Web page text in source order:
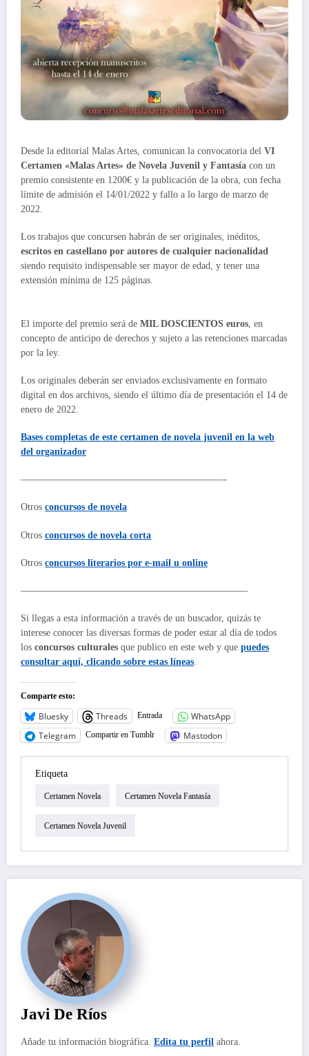
Desde la editorial Malas Artes, comunican la convocatoria del VI
Certamen «Malas Artes» de Novela Juvenil y Fantasía con un
premio consistente en 1200€ y la publicación de la obra, con fecha
límite de admisión el 14/01/2022 y fallo a lo largo de marzo de
2022.
Los trabajos que concursen habrán de ser originales, inéditos,
escritos en castellano por autores de cualquier nacionalidad
siendo requisito indispensable ser mayor de edad, y tener una
extensión mínima de 125 páginas.
El importe del premio será de MIL DOSCIENTOS euros , en
concepto de anticipo de derechos y sujeto a las retenciones marcadas
por la ley.
Los originales deberán ser enviados exclusivamente en formato
digital en dos archivos, siendo el último día de presentación el 14 de
enero de 2022.
Bases completas de este certamen de novela juvenil en la web
del organizador
—————————————————————-
Otros concursos de novela
Otros concursos de novela corta
Otros concursos literarios por e-mail u online
———————————————————————–
Si llegas a esta información a través de un buscador, quizás te
interese conocer las diversas formas de poder estar al día de todos
los concursos culturales que publico en este web y que puedes
consultar aquí, clicando sobre estas líneas.
Comparte esto:
Bluesky Threads Entrada
WhatsApp
Telegram
Compartir en Tumblr Mastodon
Etiqueta
Certamen Novela Certamen Novela Fantasía
Certamen Novela Juvenil
Javi De Ríos
Añade tu información biográfica. Edita tu perfil ahora.